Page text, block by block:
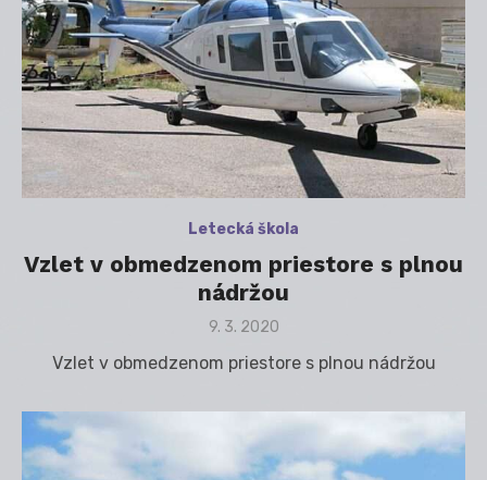
Letecká škola
Vzlet v obmedzenom priestore s plnou
nádržou
Posted
9. 3. 2020
Vzlet v obmedzenom priestore s plnou nádržou